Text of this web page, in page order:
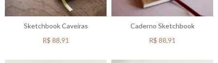
Sketchbook Caveiras
R$ 88,91
Caderno Sketchbook
R$ 88,91